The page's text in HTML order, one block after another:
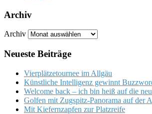
Archiv
Archiv
Neueste Beiträge
Vierplätzetournee im Allgäu
Künstliche Intelligenz gewinnt
Welcome back – ich bin heiß auf die
Golfen mit Zugspitz-Panorama auf der
Mit Kiefernzapfen zur Platzreife